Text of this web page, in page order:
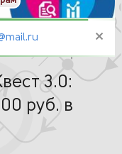
3.0:
руб. в